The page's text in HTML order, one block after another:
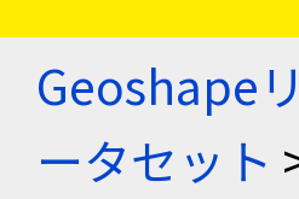
Geoshape
ータセット